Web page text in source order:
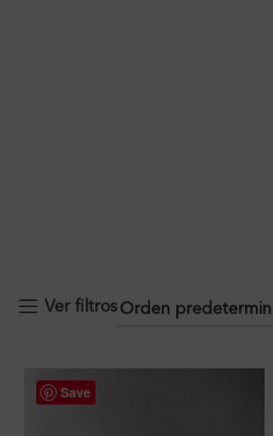
Ver filtros
Save